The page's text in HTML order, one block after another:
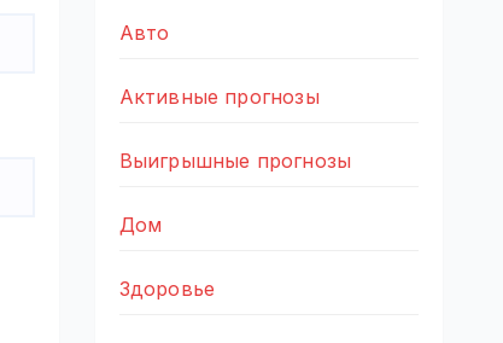
Авто
Активные прогнозы
Выигрышные прогнозы
Дом
Здоровье